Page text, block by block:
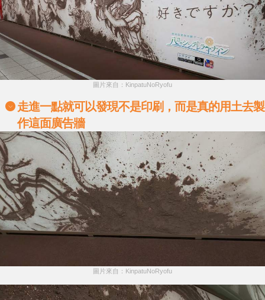
圖片來自：KinpatuNoRyofu
走進一點就可以發現不是印刷，而是真的用土去製
作這面廣告牆
圖片來自：KinpatuNoRyofu